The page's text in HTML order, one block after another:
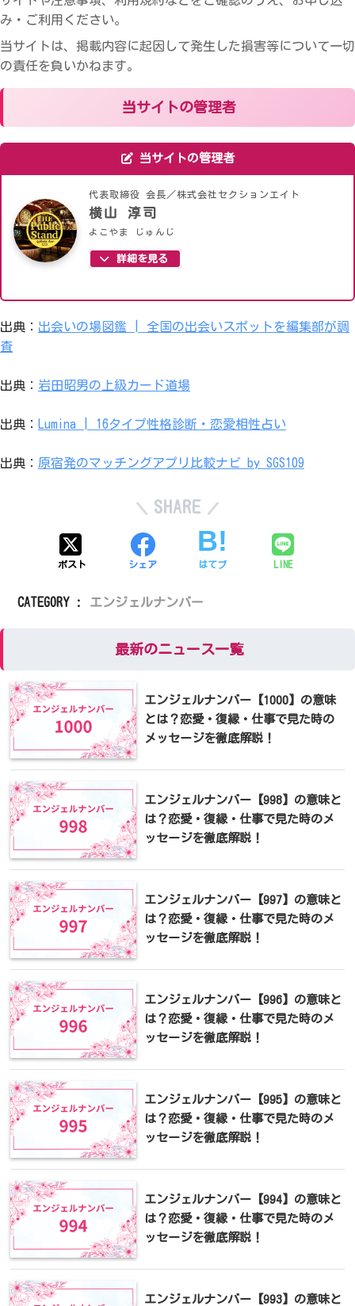
み・ご利用ください。
当サイトは、掲載内容に起因して発生した損害等について一切
の責任を負いかねます。
当サイトの管理者
当サイトの管理者
代表取締役 会長／株式会社セクションエイト
横山 淳司
よこやま じゅんじ
詳細を見る
出典： 出会いの場図鑑 | 全国の出会いスポットを編集部が調
査
出典： 岩田昭男の上級カード道場
出典： Lumina | 16タイプ性格診断・恋愛相性占い
出典： 原宿発のマッチングアプリ比較ナビ by SGS109
SHARE
ポスト シェア はてブ LINE
CATEGORY : エンジェルナンバー
最新のニュース一覧
エンジェルナンバー【1000】の意味
とは？恋愛・復縁・仕事で見た時の
メッセージを徹底解説！
エンジェルナンバー【998】の意味と
は？恋愛・復縁・仕事で見た時のメ
ッセージを徹底解説！
エンジェルナンバー【997】の意味と
は？恋愛・復縁・仕事で見た時のメ
ッセージを徹底解説！
エンジェルナンバー【996】の意味と
は？恋愛・復縁・仕事で見た時のメ
ッセージを徹底解説！
エンジェルナンバー【995】の意味と
は？恋愛・復縁・仕事で見た時のメ
ッセージを徹底解説！
エンジェルナンバー【994】の意味と
は？恋愛・復縁・仕事で見た時のメ
ッセージを徹底解説！
エンジェルナンバー【993】の意味と